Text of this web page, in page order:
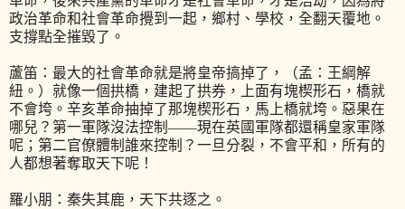
政治革命和社會革命攪到一起，鄉村、學校，全翻天覆地。
支撐點全摧毀了。
蘆笛：最大的社會革命就是將皇帝搞掉了，（孟：王綱解
紐。）就像一個拱橋，建起了拱券，上面有塊楔形石，橋就
不會垮。辛亥革命抽掉了那塊楔形石，馬上橋就垮。惡果在
哪兒？第一軍隊沒法控制——現在英國軍隊都還稱皇家軍隊
呢；第二官僚體制誰來控制？一旦分裂，不會平和，所有的
人都想著奪取天下呢！
羅小朋：秦失其鹿，天下共逐之。